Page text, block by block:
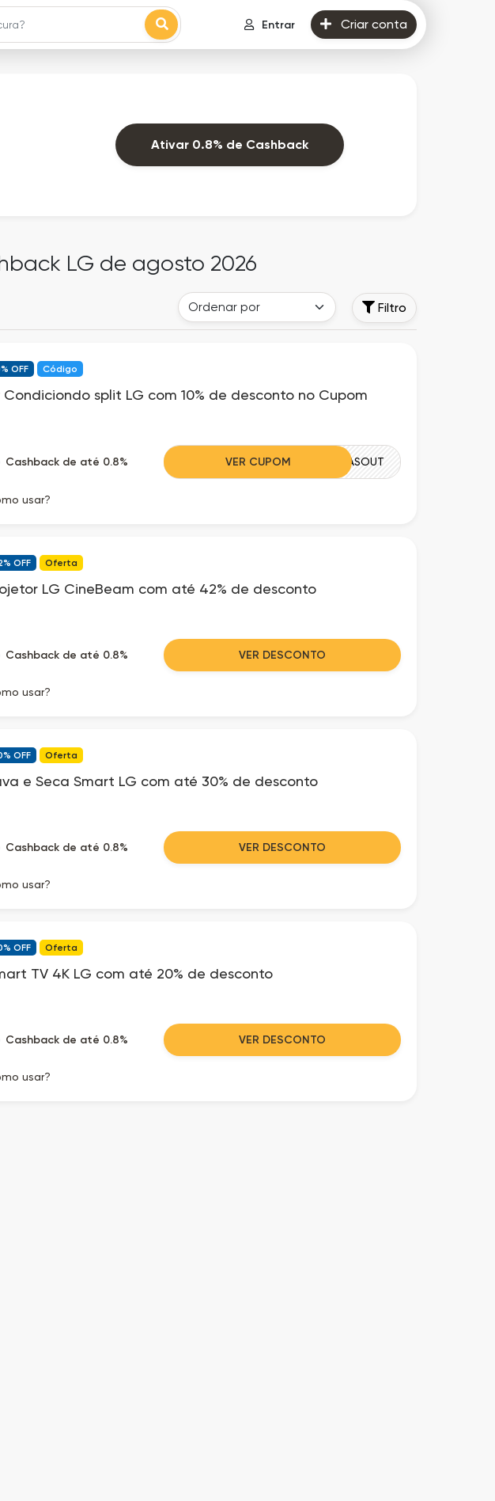
Entrar Criar conta
Ativar 0.8% de Cashback
LG de agosto 2026
Filtro
OFF Código
Condiciondo split LG com 10% de desconto no Cupom
Cashback de até 0.8% VER CUPOM HISTORIASOUT
usar?
OFF Oferta
LG CineBeam com até 42% de desconto
Cashback de até 0.8% VER DESCONTO
usar?
OFF Oferta
e Seca Smart LG com até 30% de desconto
Cashback de até 0.8% VER DESCONTO
usar?
OFF Oferta
TV 4K LG com até 20% de desconto
Cashback de até 0.8% VER DESCONTO
usar?